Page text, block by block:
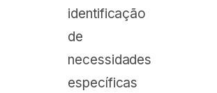
identificação
de
necessidades
específicas